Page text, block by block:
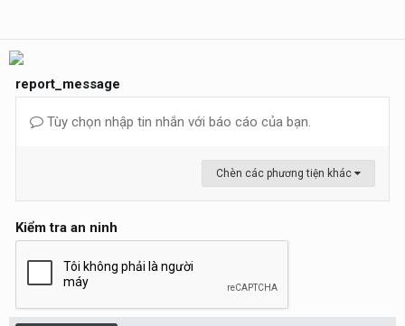
report_message
Tùy chọn nhập tin nhắn với báo cáo của bạn.
Chèn các phương tiện khác
Kiểm tra an ninh